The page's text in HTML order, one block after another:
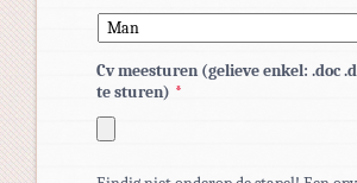
Cv meesturen (gelieve enkel: .doc
te sturen) *